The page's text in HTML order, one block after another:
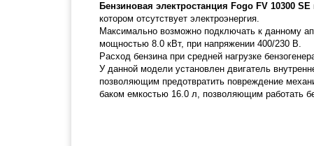
Бензиновая электростанция Fogo FV 10300 SE
котором отсутствует электроэнергия.
Максимально возможно подключать к данному
мощностью 8.0 кВт, при напряжении 400/230 В.
Расход бензина при средней нагрузке
У данной модели установлен двигатель
позволяющим предотвратить повреждение
баком емкостью 16.0 л, позволяющим работать